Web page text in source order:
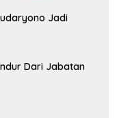
Jadi
Dari Jabatan